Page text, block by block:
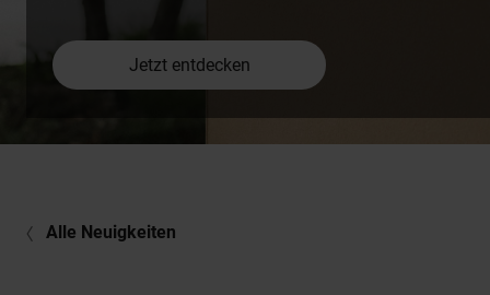
Jetzt entdecken
Alle Neuigkeiten